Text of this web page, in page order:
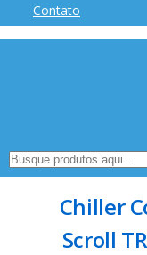
Contato
Chiller
Scroll